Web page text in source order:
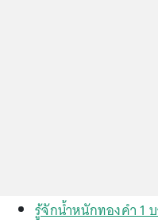
รู้จักน้ำหนักทองคำ 1